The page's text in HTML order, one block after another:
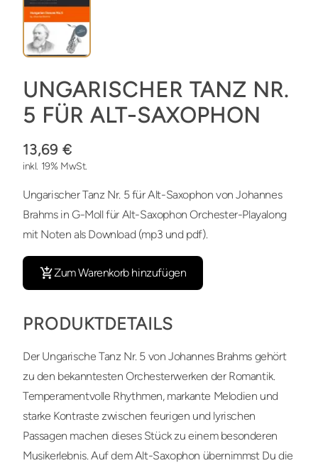
UNGARISCHER TANZ NR.
5 FÜR ALT-SAXOPHON
13,69 €
inkl. 19% MwSt.
Ungarischer Tanz Nr. 5 für Alt-Saxophon von Johannes
Brahms in G-Moll für Alt-Saxophon Orchester-Playalong
mit Noten als Download (mp3 und pdf).
Zum Warenkorb hinzufügen
PRODUKTDETAILS
Der Ungarische Tanz Nr. 5 von Johannes Brahms gehört
zu den bekanntesten Orchesterwerken der Romantik.
Temperamentvolle Rhythmen, markante Melodien und
starke Kontraste zwischen feurigen und lyrischen
Passagen machen dieses Stück zu einem besonderen
Musikerlebnis. Auf dem Alt-Saxophon übernimmst Du die